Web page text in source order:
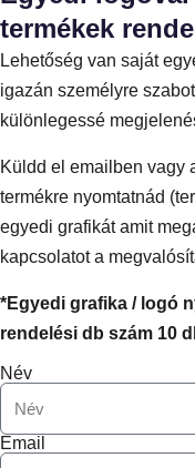
termékek
Lehetőség van saját
igazán személyre
különlegessé
Küldd el emailben vagy
termékre nyomtatnád
egyedi grafikát amit
kapcsolatot a
*Egyedi grafika / logó
rendelési db szám 10
Név
Email